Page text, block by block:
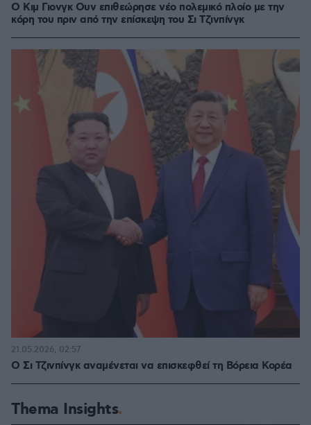
Ο Κιμ Γιονγκ Ουν επιθεώρησε νέο πολεμικό πλοίο με την
κόρη του πριν από την επίσκεψη του Σι Τζινπίνγκ
Ο Σι Τζινπίνγκ αναμένεται να επισκεφθεί τη Βόρεια Κορέα
21.05.2026, 02:57
Thema Insights